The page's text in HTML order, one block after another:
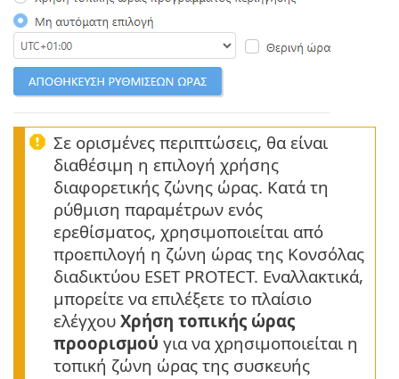
Σε ορισμένες περιπτώσεις, θα είναι
διαθέσιμη η επιλογή χρήσης
διαφορετικής ζώνης ώρας. Κατά τη
ρύθμιση παραμέτρων ενός
ερεθίσματος, χρησιμοποιείται από
προεπιλογή η ζώνη ώρας της Κονσόλας
διαδικτύου ESET PROTECT. Εναλλακτικά,
μπορείτε να επιλέξετε το πλαίσιο
ελέγχου Χρήση τοπικής ώρας
προορισμού για να χρησιμοποιείται η
τοπική ζώνη ώρας της συσκευής